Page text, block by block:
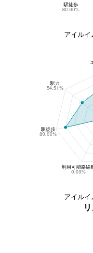
駅徒歩
80.00%
アイル
駅力
54.51%
駅徒歩
80.00%
利用可能路線
0.00%
アイル